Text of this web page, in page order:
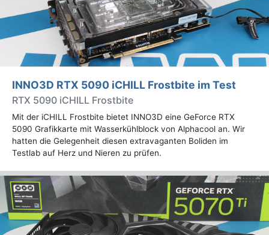
INNO3D RTX 5090 iCHILL Frostbite im Test
RTX 5090 iCHILL Frostbite
Mit der iCHILL Frostbite bietet INNO3D eine GeForce RTX
5090 Grafikkarte mit Wasserkühlblock von Alphacool an. Wir
hatten die Gelegenheit diesen extravaganten Boliden im
Testlab auf Herz und Nieren zu prüfen.